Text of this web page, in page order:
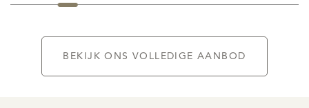
BEKIJK ONS VOLLEDIGE AANBOD